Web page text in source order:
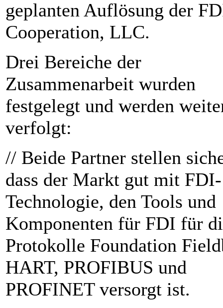
geplanten Auflösung der
Cooperation, LLC.
Drei Bereiche der
Zusammenarbeit wurden
festgelegt und werden
verfolgt:
// Beide Partner stellen
dass der Markt gut mit FDI-
Technologie, den Tools und
Komponenten für FDI für
Protokolle Foundation
HART, PROFIBUS und
PROFINET versorgt ist.